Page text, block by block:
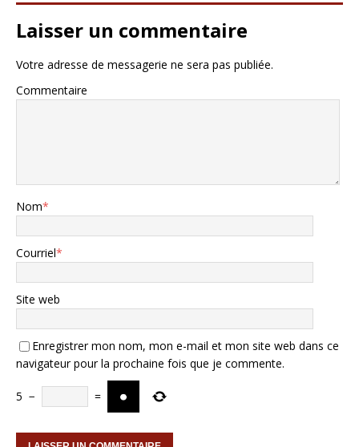
Laisser un commentaire
Votre adresse de messagerie ne sera pas publiée.
Commentaire
Nom*
Courriel*
Site web
Enregistrer mon nom, mon e-mail et mon site web dans ce
navigateur pour la prochaine fois que je commente.
5 − =